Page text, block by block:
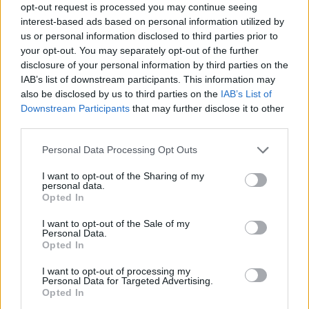
opt-out request is processed you may continue seeing
interest-based ads based on personal information utilized by
us or personal information disclosed to third parties prior to
your opt-out. You may separately opt-out of the further
disclosure of your personal information by third parties on the
IAB’s list of downstream participants. This information may
also be disclosed by us to third parties on the IAB’s List of
Downstream Participants that may further disclose it to other
Personal Data Processing Opt Outs
I want to opt-out of the Sharing of my
personal data.
Opted In
I want to opt-out of the Sale of my
Personal Data.
Opted In
I want to opt-out of processing my
Personal Data for Targeted Advertising.
Opted In
Deseu el meu nom, el correu electrònic i el lloc web en
aquest navegador per a la propera vegada que comenti.
Captcha 7 - 4 = ?
characters
CAPTCHA
ÚLTIMES NOTÍCIES
La Cursa de l’Aldea segona d’etiqueta d’or
de la Running Sèries Terres de l’Ebre